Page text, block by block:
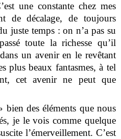
une constante chez mes
de décalage, de toujours
juste temps : on n’a pas su
toute la richesse qu’il
un avenir en le revêtant
plus beaux fantasmes, à tel
cet avenir ne peut que
bien des éléments que nous
je le vois comme quelque
l’émerveillement. C’est